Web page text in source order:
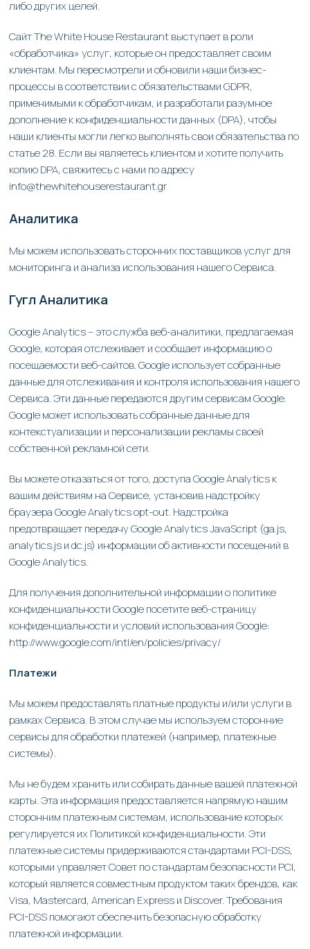
либо других целей.
Сайт The White House Restaurant выступает в роли
«обработчика» услуг, которые он предоставляет своим
клиентам. Мы пересмотрели и обновили наши бизнес-
процессы в соответствии с обязательствами GDPR,
применимыми к обработчикам, и разработали разумное
дополнение к конфиденциальности данных (DPA), чтобы
наши клиенты могли легко выполнять свои обязательства по
статье 28. Если вы являетесь клиентом и хотите получить
копию DPA, свяжитесь с нами по адресу
info@thewhitehouserestaurant.gr
Аналитика
Мы можем использовать сторонних поставщиков услуг для
мониторинга и анализа использования нашего Сервиса.
Гугл Аналитика
Google Analytics – это служба веб-аналитики, предлагаемая
Google, которая отслеживает и сообщает информацию о
посещаемости веб-сайтов. Google использует собранные
данные для отслеживания и контроля использования нашего
Сервиса. Эти данные передаются другим сервисам Google.
Google может использовать собранные данные для
контекстуализации и персонализации рекламы своей
собственной рекламной сети.
Вы можете отказаться от того, доступа Google Analytics к
вашим действиям на Сервисе, установив надстройку
браузера Google Analytics opt-out. Надстройка
предотвращает передачу Google Analytics JavaScript (ga.js,
analytics.js и dc.js) информации об активности посещений в
Google Analytics.
Для получения дополнительной информации о политике
конфиденциальности Google посетите веб-страницу
конфиденциальности и условий использования Google:
http://www.google.com/intl/en/policies/privacy/
Платежи
Мы можем предоставлять платные продукты и/или услуги в
рамках Сервиса. В этом случае мы используем сторонние
сервисы для обработки платежей (например, платежные
системы).
Мы не будем хранить или собирать данные вашей платежной
карты. Эта информация предоставляется напрямую нашим
сторонним платежным системам, использование которых
регулируется их Политикой конфиденциальности. Эти
платежные системы придерживаются стандартами PCI-DSS,
которыми управляет Совет по стандартам безопасности PCI,
который является совместным продуктом таких брендов, как
Visa, Mastercard, American Express и Discover. Требования
PCI-DSS помогают обеспечить безопасную обработку
платежной информации.